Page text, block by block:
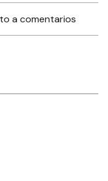
a comentarios